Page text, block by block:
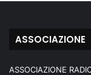
ASSOCIAZIONE
ASSOCIAZIONE